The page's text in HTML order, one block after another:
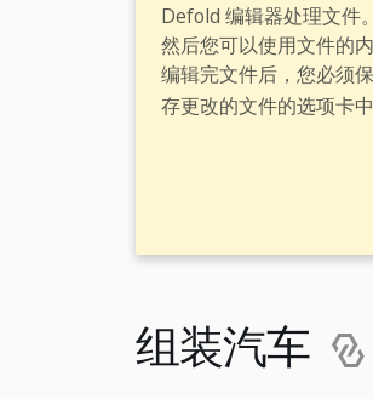
Defold 编辑器处理文件
然后您可以使用文件的内
编辑完文件后，您必须
存更改的文件的选项卡
组装汽车